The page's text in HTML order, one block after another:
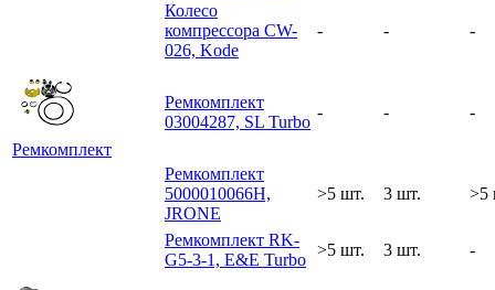
Колесо
компрессора CW-
026, Kode
- - -
Ремкомплект
Ремкомплект
03004287, SL Turbo
- - -
Ремкомплект
5000010066H,
JRONE
>5 шт. 3 шт. >5
Ремкомплект RK-
G5-3-1, E&E Turbo
>5 шт. 3 шт. -